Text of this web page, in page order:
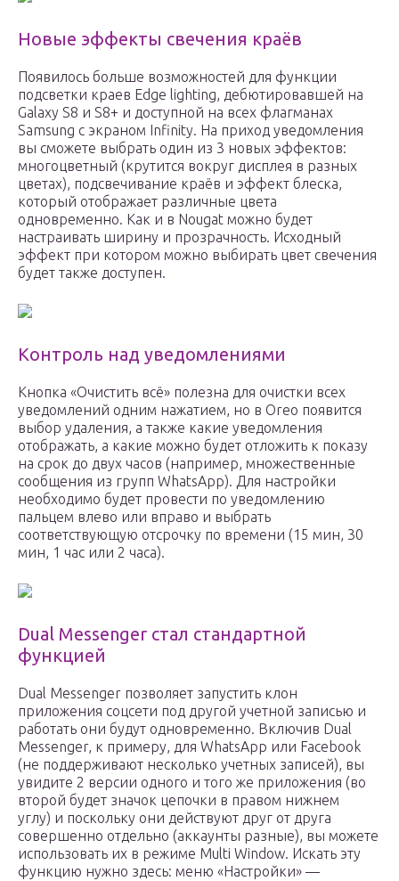
Новые эффекты свечения краёв
Появилось больше возможностей для функции
подсветки краев Edge lighting, дебютировавшей на
Galaxy S8 и S8+ и доступной на всех флагманах
Samsung с экраном Infinity. На приход уведомления
вы сможете выбрать один из 3 новых эффектов:
многоцветный (крутится вокруг дисплея в разных
цветах), подсвечивание краёв и эффект блеска,
который отображает различные цвета
одновременно. Как и в Nougat можно будет
настраивать ширину и прозрачность. Исходный
эффект при котором можно выбирать цвет свечения
будет также доступен.
Контроль над уведомлениями
Кнопка «Очистить всё» полезна для очистки всех
уведомлений одним нажатием, но в Oreo появится
выбор удаления, а также какие уведомления
отображать, а какие можно будет отложить к показу
на срок до двух часов (например, множественные
сообщения из групп WhatsApp). Для настройки
необходимо будет провести по уведомлению
пальцем влево или вправо и выбрать
соответствующую отсрочку по времени (15 мин, 30
мин, 1 час или 2 часа).
Dual Messenger стал стандартной
функцией
Dual Messenger позволяет запустить клон
приложения соцсети под другой учетной записью и
работать они будут одновременно. Включив Dual
Messenger, к примеру, для WhatsApp или Facebook
(не поддерживают несколько учетных записей), вы
увидите 2 версии одного и того же приложения (во
второй будет значок цепочки в правом нижнем
углу) и поскольку они действуют друг от друга
совершенно отдельно (аккаунты разные), вы можете
использовать их в режиме Multi Window. Искать эту
функцию нужно здесь: меню «Настройки» —